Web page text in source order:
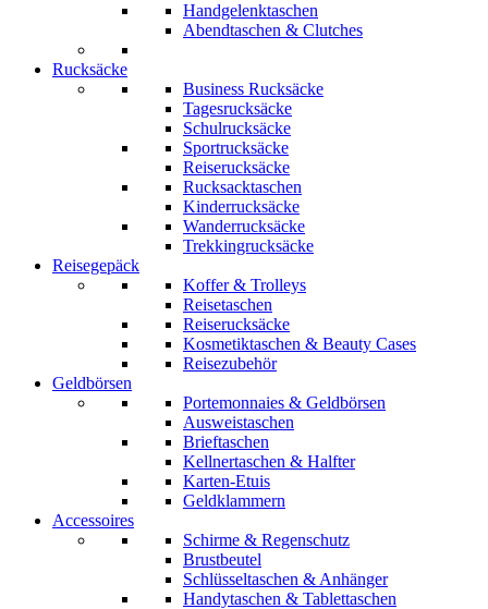
Handgelenktaschen
Abendtaschen & Clutches
Rucksäcke
Business Rucksäcke
Tagesrucksäcke
Schulrucksäcke
Sportrucksäcke
Reiserucksäcke
Rucksacktaschen
Kinderrucksäcke
Wanderrucksäcke
Trekkingrucksäcke
Reisegepäck
Koffer & Trolleys
Reisetaschen
Reiserucksäcke
Kosmetiktaschen & Beauty Cases
Reisezubehör
Geldbörsen
Portemonnaies & Geldbörsen
Ausweistaschen
Brieftaschen
Kellnertaschen & Halfter
Karten-Etuis
Geldklammern
Accessoires
Schirme & Regenschutz
Brustbeutel
Schlüsseltaschen & Anhänger
Handytaschen & Tablettaschen